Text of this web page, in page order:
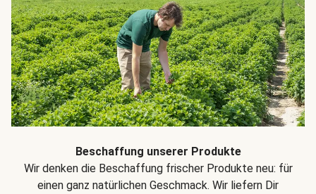
Beschaffung unserer Produkte
Wir denken die Beschaffung frischer Produkte neu: für
einen ganz natürlichen Geschmack. Wir liefern Dir